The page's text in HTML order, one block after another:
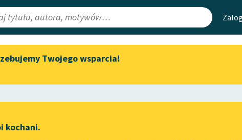
Lektury
Aktualności
„Prokurator Alicja Horn” do
Mapa Wolnych
Leśmianator
Twojego wsparcia!
kochani.